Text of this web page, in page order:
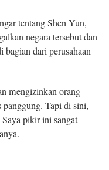
tentang Shen Yun,
negara tersebut dan
dari perusahaan
mengizinkan orang
Tapi di sini,
pikir ini sangat